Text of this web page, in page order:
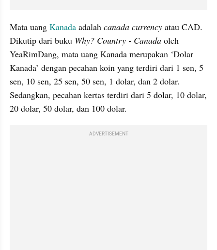
Mata uang Kanada adalah canada currency atau CAD.
Dikutip dari buku Why? Country - Canada oleh
YeaRimDang, mata uang Kanada merupakan ‘Dolar
Kanada’ dengan pecahan koin yang terdiri dari 1 sen, 5
sen, 10 sen, 25 sen, 50 sen, 1 dolar, dan 2 dolar.
Sedangkan, pecahan kertas terdiri dari 5 dolar, 10 dolar,
20 dolar, 50 dolar, dan 100 dolar.
ADVERTISEMENT